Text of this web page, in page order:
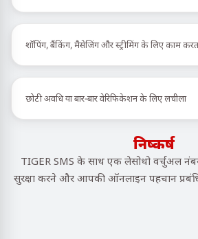
शॉपिंग, बैंकिंग, मैसेजिंग और स्ट्रीमिंग के लिए काम
छोटी अवधि या बार-बार वेरिफिकेशन के लिए लचीला
निष्कर्ष
TIGER SMS के साथ एक लेसोथो वर्चुअल
सुरक्षा करने और आपकी ऑनलाइन पहचान